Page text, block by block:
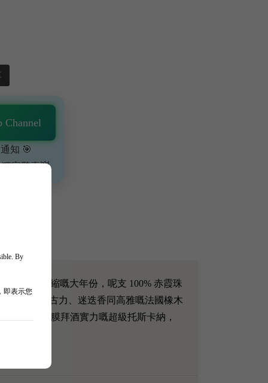
By
即表示您
Channel
知 🎯
家驚喜💥
味極度濃縮嘅大年份，呢支 100% 赤霞珠
果醬、朱古力、迷迭香同高雅嘅法國橡木
呢支具備膜拜酒實力嘅超級托斯卡納，